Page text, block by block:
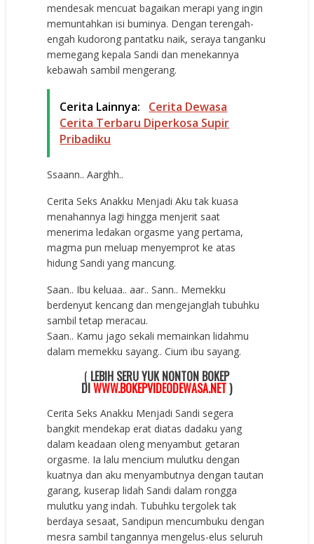
mendesak mencuat bagaikan merapi yang ingin
memuntahkan isi buminya. Dengan terengah-
engah kudorong pantatku naik, seraya tanganku
memegang kepala Sandi dan menekannya
kebawah sambil mengerang.
Cerita Lainnya:
Cerita Dewasa
Cerita Terbaru Diperkosa Supir
Pribadiku
Ssaann.. Aarghh..
Cerita Seks Anakku Menjadi Aku tak kuasa
menahannya lagi hingga menjerit saat
menerima ledakan orgasme yang pertama,
magma pun meluap menyemprot ke atas
hidung Sandi yang mancung.
Saan.. Ibu keluaa.. aar.. Sann.. Memekku
berdenyut kencang dan mengejanglah tubuhku
sambil tetap meracau.
Saan.. Kamu jago sekali memainkan lidahmu
dalam memekku sayang.. Cium ibu sayang.
( LEBIH SERU YUK NONTON BOKEP
DIWWW.BOKEPVIDEODEWASA.NET)
Cerita Seks Anakku Menjadi Sandi segera
bangkit mendekap erat diatas dadaku yang
dalam keadaan oleng menyambut getaran
orgasme. Ia lalu mencium mulutku dengan
kuatnya dan aku menyambutnya dengan tautan
garang, kuserap lidah Sandi dalam rongga
mulutku yang indah. Tubuhku tergolek tak
berdaya sesaat, Sandipun mencumbuku dengan
mesra sambil tangannya mengelus-elus seluruh